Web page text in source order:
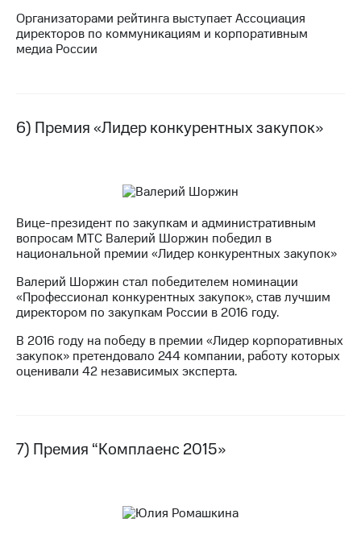
Организаторами рейтинга выступает Ассоциация
директоров по коммуникациям и корпоративным
медиа России
6) Премия «Лидер конкурентных закупок»
Вице-президент по закупкам и административным
вопросам МТС Валерий Шоржин победил в
национальной премии «Лидер конкурентных закупок»
Валерий Шоржин стал победителем номинации
«Профессионал конкурентных закупок», став лучшим
директором по закупкам России в 2016 году.
В 2016 году на победу в премии «Лидер корпоративных
закупок» претендовало 244 компании, работу которых
оценивали 42 независимых эксперта.
7) Премия “Комплаенс 2015»